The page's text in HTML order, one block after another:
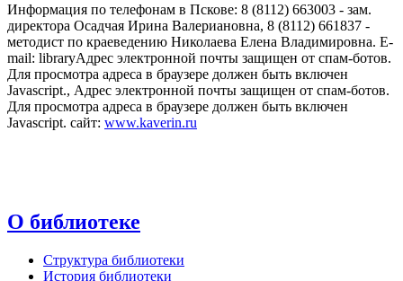
Информация по телефонам в Пскове: 8 (8112) 663003 - зам.
директора Осадчая Ирина Валериановна, 8 (8112) 661837 -
методист по краеведению Николаева Елена Владимировна. E-
mail: libraryАдрес электронной почты защищен от спам-ботов.
Для просмотра адреса в браузере должен быть включен
Javascript., Адрес электронной почты защищен от спам-ботов.
Для просмотра адреса в браузере должен быть включен
Javascript. сайт: www.kaverin.ru
О библиотеке
Структура библиотеки
История библиотеки